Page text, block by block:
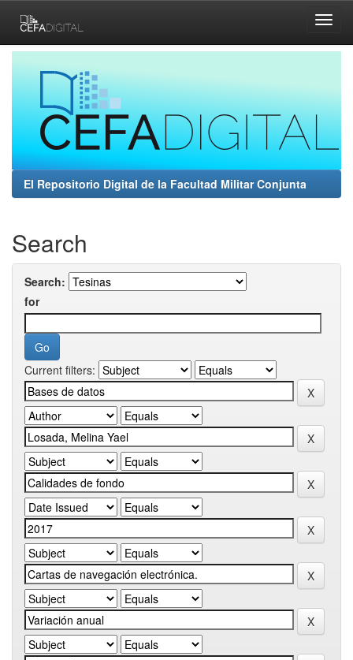
navigation
El Repositorio Digital de la Facultad Militar Conjunta
Search
Search:
for
Current filters: